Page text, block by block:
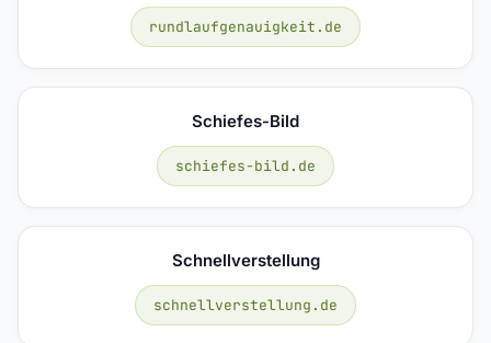
rundlaufgenauigkeit.de
Schiefes-Bild
schiefes-bild.de
Schnellverstellung
schnellverstellung.de